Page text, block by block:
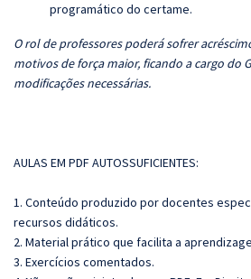
programático do certame.
O rol de professores poderá sofrer
motivos de força maior, ficando a cargo do
modificações necessárias.
AULAS EM PDF AUTOSSUFICIENTES:
1. Conteúdo produzido por docentes
recursos didáticos.
2. Material prático que facilita a
3. Exercícios comentados.